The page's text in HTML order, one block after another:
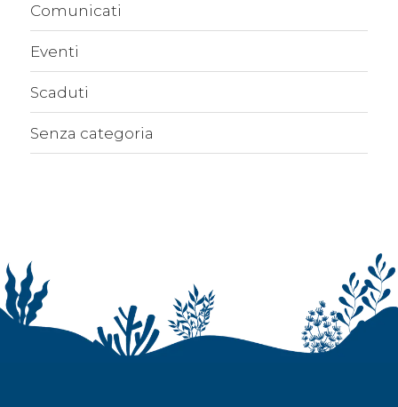
Comunicati
Eventi
Scaduti
Senza categoria